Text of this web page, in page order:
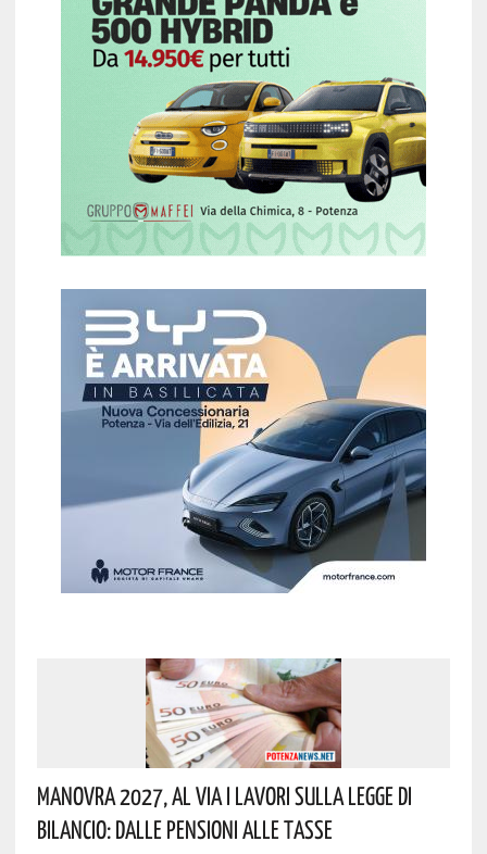
Manovra 2027, Al Via I Lavori Sulla Legge Di
Bilancio: Dalle Pensioni Alle Tasse